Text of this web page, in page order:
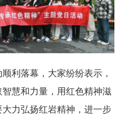
利落幕，大家纷纷表示，
慧和力量，用红色精神滋
力弘扬红岩精神，进一步